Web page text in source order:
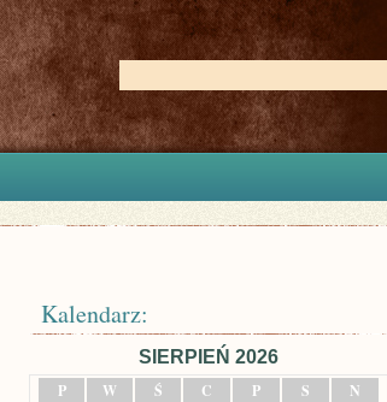
Kalendarz:
SIERPIEŃ 2026
P
W Ś C P S N